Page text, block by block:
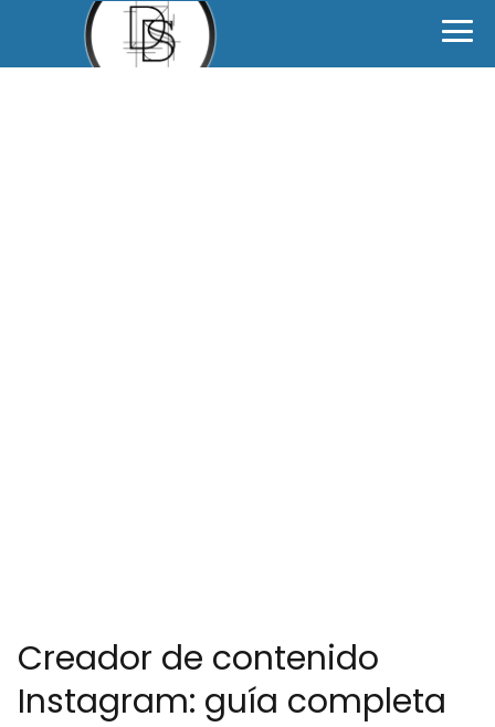
Creador de contenido
Instagram: guía completa